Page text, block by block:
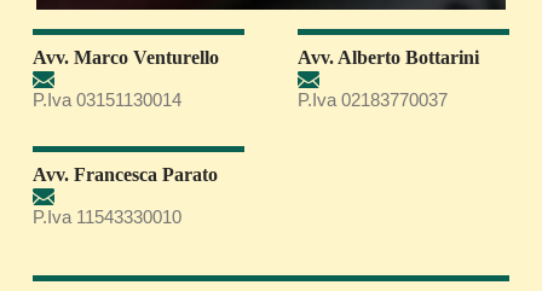
Avv. Marco Venturello
P.Iva 03151130014
Avv. Alberto Bottarini
P.Iva 02183770037
Avv. Francesca Parato
P.Iva 11543330010